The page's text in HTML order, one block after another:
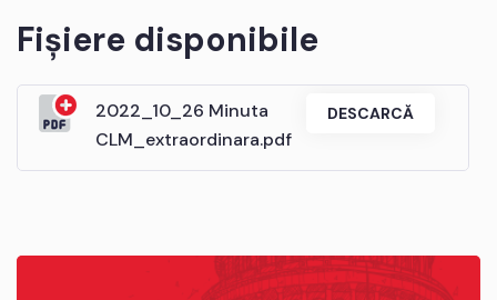
Fișiere disponibile
2022_10_26 Minuta
CLM_extraordinara.pdf
DESCARCĂ